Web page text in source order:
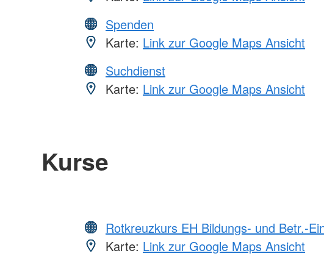
Spenden
Karte: Link zur Google Maps Ansicht
Suchdienst
Karte: Link zur Google Maps Ansicht
Kurse
Rotkreuzkurs EH Bildungs- und Betr.-
Karte: Link zur Google Maps Ansicht